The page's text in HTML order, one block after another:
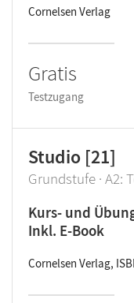
Cornelsen Verlag
Gratis
Testzugang
Studio [21]
Grundstufe · A2:
Kurs- und
Inkl. E-Book
Cornelsen Verlag,